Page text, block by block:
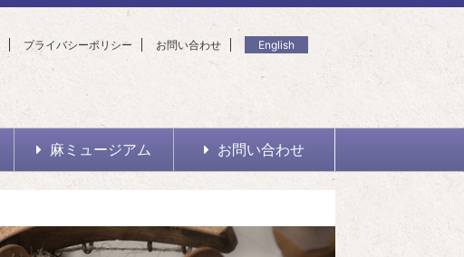
プライバシーポリシー お問い合わせ English
麻ミュージアム お問い合わせ